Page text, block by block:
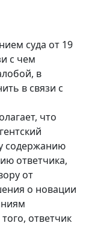
суда от 19
с чем
в
в связи с
что
содержанию
ответчика,
от
о новации
ответчик